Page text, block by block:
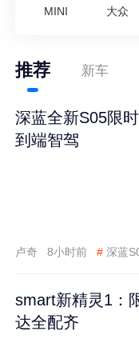
MINI 大众
推荐 新车
深蓝全新S05限
到端智驾
卢奇 8小时前 # 深蓝
smart新精灵1：
达全配齐